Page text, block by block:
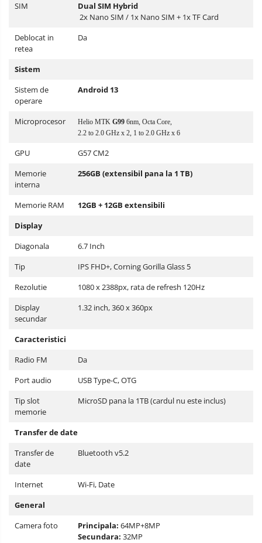
SIM
Dual SIM Hybrid
2x Nano SIM / 1x Nano SIM + 1x TF Card
Deblocat in
retea
Da
Sistem
Sistem de
operare
Android 13
Microprocesor Helio MTK G99 6nm, Octa Core,
2.2 to 2.0 GHz x 2, 1 to 2.0 GHz x 6
GPU
G57 CM2
Memorie
interna
256GB (extensibil pana la 1 TB)
Memorie RAM
12GB + 12GB extensibili
Display
Diagonala
6.7 Inch
Tip
IPS FHD+, Corning Gorilla Glass 5
Rezolutie
1080 x 2388px, rata de refresh 120Hz
Display
secundar
1.32 inch, 360 x 360px
Caracteristici
Radio FM
Da
Port audio
USB Type-C, OTG
Tip slot
memorie
MicroSD pana la 1TB (cardul nu este inclus)
Transfer de date
Transfer de
date
Bluetooth v5.2
Internet
Wi-Fi, Date
General
Camera foto
Principala: 64MP+8MP
Secundara: 32MP